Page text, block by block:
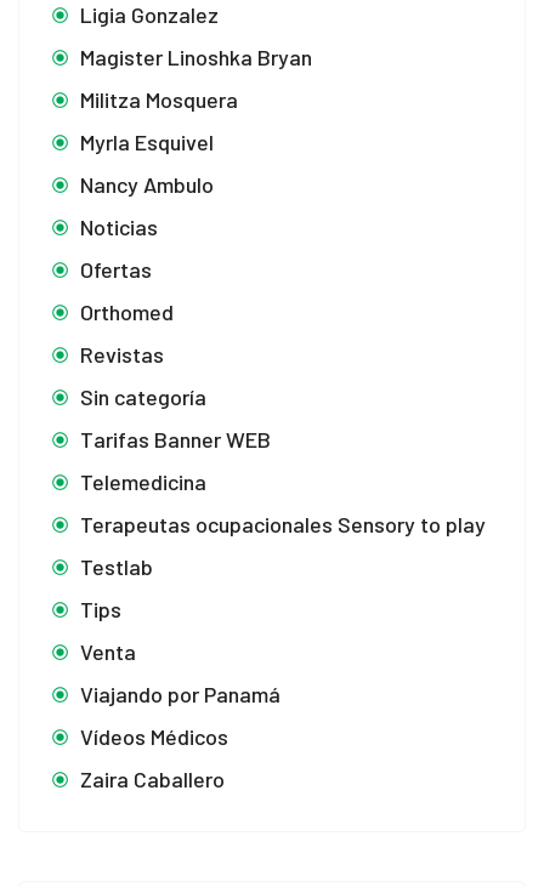
Ligia Gonzalez
Magister Linoshka Bryan
Militza Mosquera
Myrla Esquivel
Nancy Ambulo
Noticias
Ofertas
Orthomed
Revistas
Sin categoría
Tarifas Banner WEB
Telemedicina
Terapeutas ocupacionales Sensory to play
Testlab
Tips
Venta
Viajando por Panamá
Vídeos Médicos
Zaira Caballero